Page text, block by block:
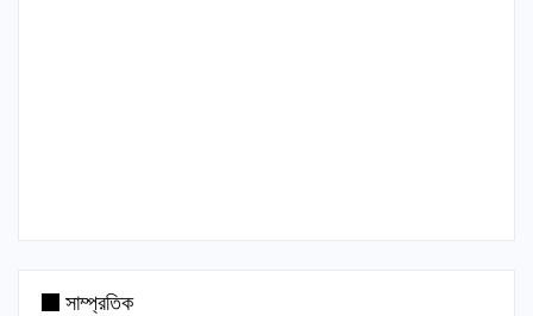
সাম্প্রতিক